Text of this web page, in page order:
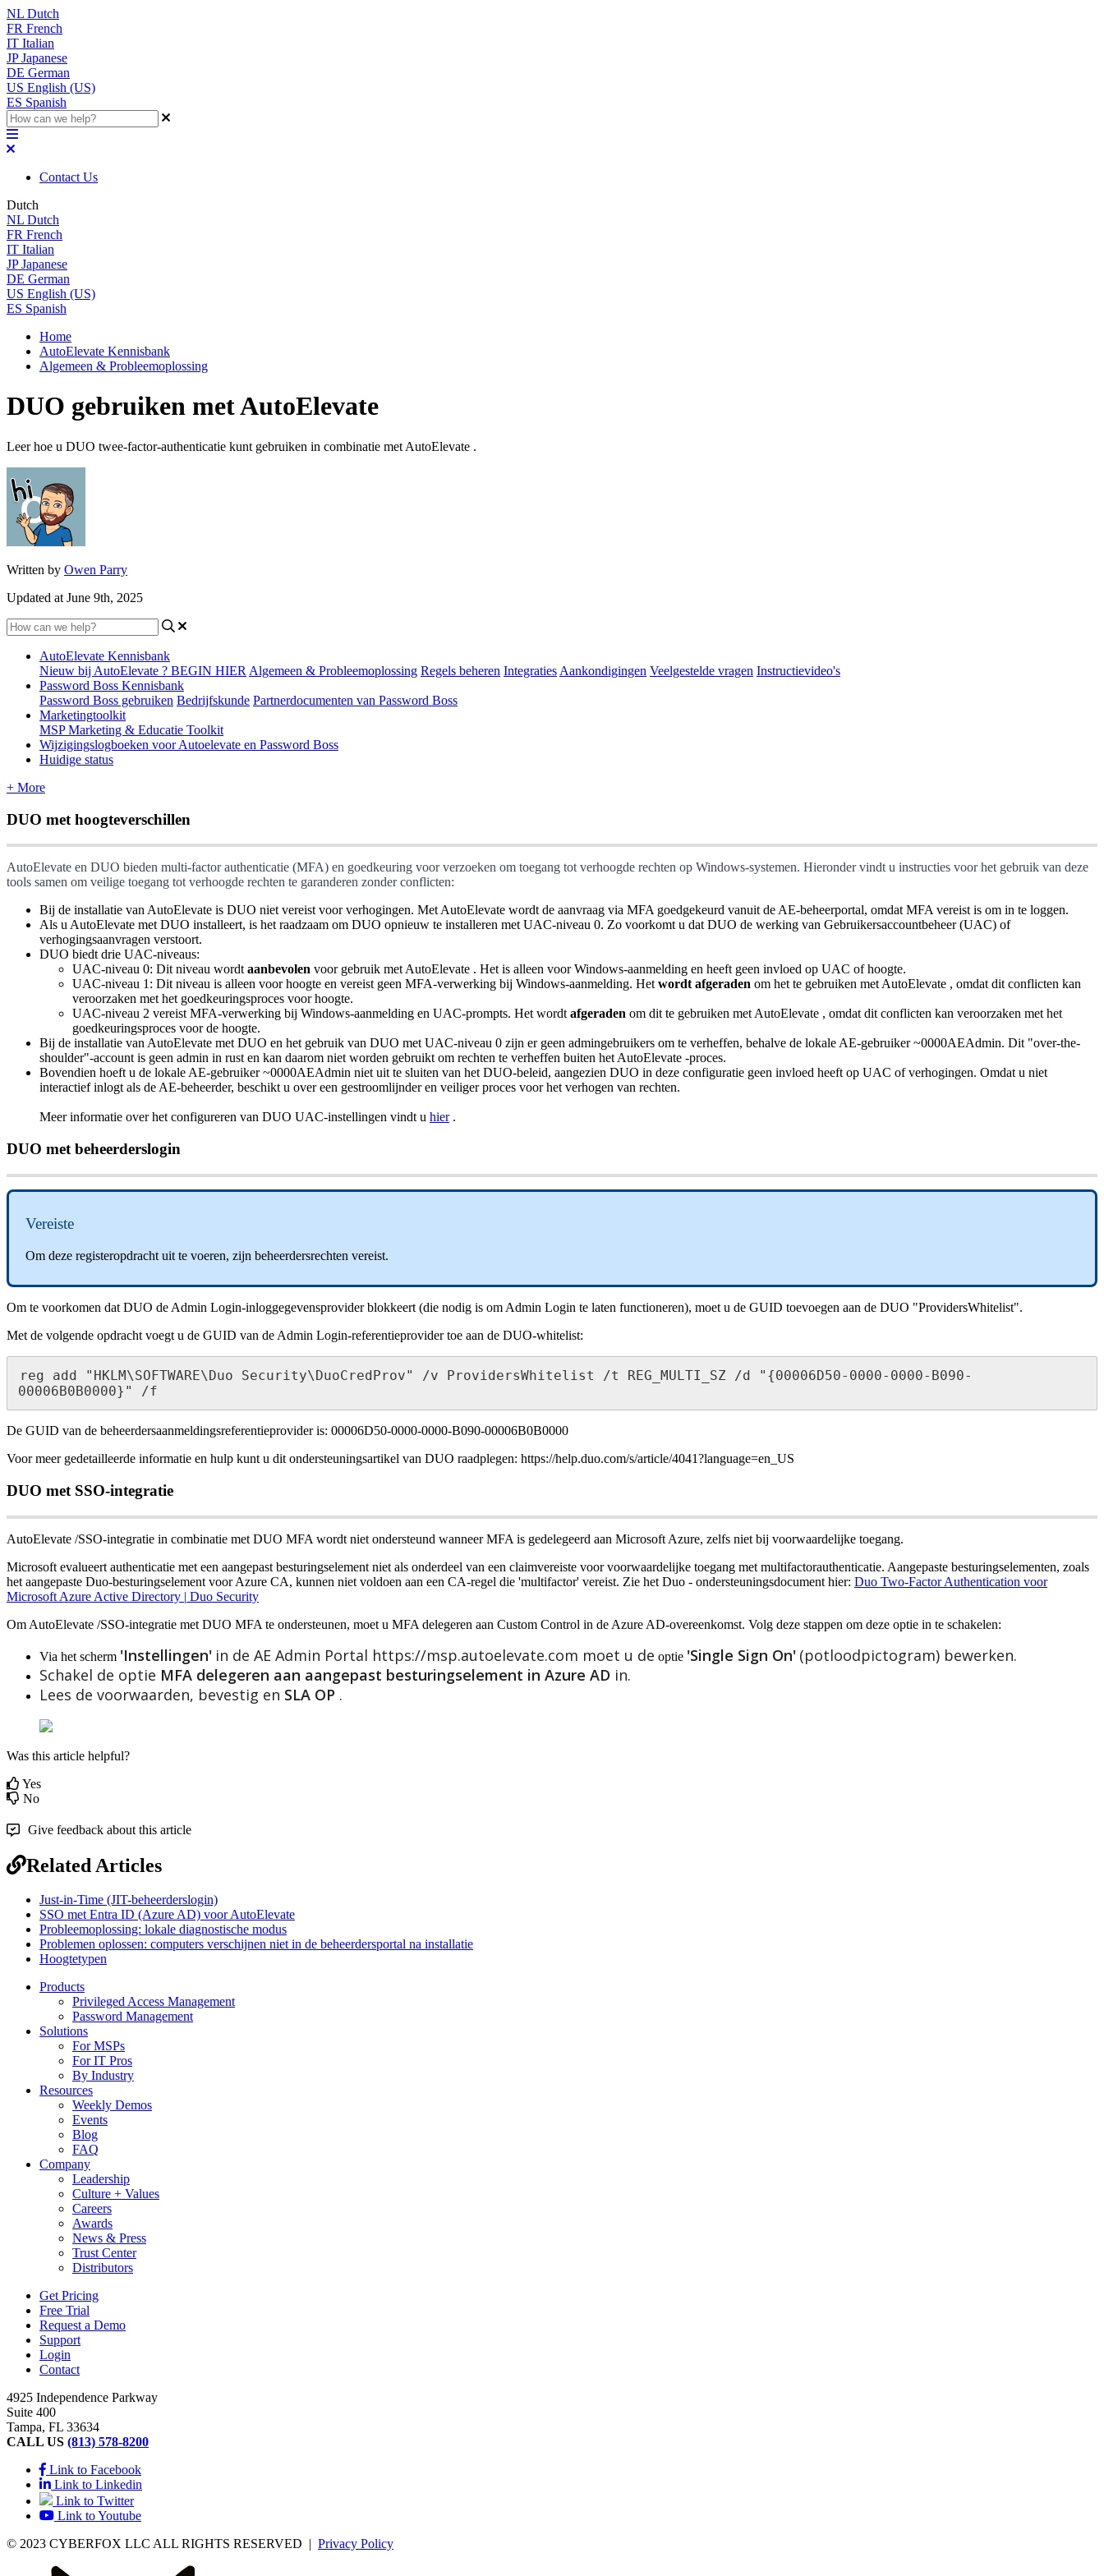
NL Dutch
FR French
IT Italian
JP Japanese
DE German
US English (US)
ES Spanish
Contact Us
Dutch
NL Dutch
FR French
IT Italian
JP Japanese
DE German
US English (US)
ES Spanish
Home
AutoElevate Kennisbank
Algemeen & Probleemoplossing
DUO gebruiken met AutoElevate
Leer hoe u DUO twee-factor-authenticatie kunt gebruiken in combinatie met AutoElevate .
Written by Owen Parry
Updated at June 9th, 2025
AutoElevate Kennisbank
Nieuw bij AutoElevate ? BEGIN HIER Algemeen & Probleemoplossing Regels beheren Integraties Aankondigingen Veelgestelde vragen Instructievideo's
Password Boss Kennisbank
Password Boss gebruiken Bedrijfskunde Partnerdocumenten van Password Boss
Marketingtoolkit
MSP Marketing & Educatie Toolkit
Wijzigingslogboeken voor Autoelevate en Password Boss
Huidige status
+ More
DUO met hoogteverschillen
AutoElevate en DUO bieden multi-factor authenticatie (MFA) en goedkeuring voor verzoeken om toegang tot verhoogde rechten op Windows-systemen. Hieronder vindt u instructies voor het gebruik van deze
tools samen om veilige toegang tot verhoogde rechten te garanderen zonder conflicten:
Bij de installatie van AutoElevate is DUO niet vereist voor verhogingen. Met AutoElevate wordt de aanvraag via MFA goedgekeurd vanuit de AE-beheerportal, omdat MFA vereist is om in te loggen.
Als u AutoElevate met DUO installeert, is het raadzaam om DUO opnieuw te installeren met UAC-niveau 0. Zo voorkomt u dat DUO de werking van Gebruikersaccountbeheer (UAC) of
verhogingsaanvragen verstoort.
DUO biedt drie UAC-niveaus:
UAC-niveau 0: Dit niveau wordt aanbevolen voor gebruik met AutoElevate . Het is alleen voor Windows-aanmelding en heeft geen invloed op UAC of hoogte.
UAC-niveau 1 : Dit niveau is alleen voor hoogte en vereist geen MFA-verwerking bij Windows-aanmelding. Het wordt afgeraden om het te gebruiken met AutoElevate , omdat dit conflicten kan
veroorzaken met het goedkeuringsproces voor hoogte.
UAC-niveau 2 vereist MFA-verwerking bij Windows-aanmelding en UAC-prompts. Het wordt afgeraden om dit te gebruiken met AutoElevate , omdat dit conflicten kan veroorzaken met het
goedkeuringsproces voor de hoogte.
Bij de installatie van AutoElevate met DUO en het gebruik van DUO met UAC-niveau 0 zijn er geen admingebruikers om te verheffen, behalve de lokale AE-gebruiker ~0000AEAdmin. Dit "over-the-
shoulder"-account is geen admin in rust en kan daarom niet worden gebruikt om rechten te verheffen buiten het AutoElevate -proces.
Bovendien hoeft u de lokale AE-gebruiker ~0000AEAdmin niet uit te sluiten van het DUO-beleid, aangezien DUO in deze configuratie geen invloed heeft op UAC of verhogingen. Omdat u niet
interactief inlogt als de AE-beheerder, beschikt u over een gestroomlijnder en veiliger proces voor het verhogen van rechten.
Meer informatie over het configureren van DUO UAC-instellingen vindt u hier .
DUO met beheerderslogin
Vereiste
Om deze registeropdracht uit te voeren, zijn beheerdersrechten vereist.
Om te voorkomen dat DUO de Admin Login-inloggegevensprovider blokkeert (die nodig is om Admin Login te laten functioneren), moet u de GUID toevoegen aan de DUO "ProvidersWhitelist".
Met de volgende opdracht voegt u de GUID van de Admin Login-referentieprovider toe aan de DUO-whitelist:
reg add " HKLM\SOFTWARE\ Duo Security\ DuoCredProv" /v ProvidersWhitelist /t REG_MULTI_SZ /d " {00006D50- 0000- 0000- B090-
00006B0B0000} " /f
De GUID van de beheerdersaanmeldingsreferentieprovider is: 00006D50-0000-0000-B090-00006B0B0000
Voor meer gedetailleerde informatie en hulp kunt u dit ondersteuningsartikel van DUO raadplegen: https://help.duo.com/s/article/4041?language=en_US
DUO met SSO-integratie
AutoElevate /SSO-integratie in combinatie met DUO MFA wordt niet ondersteund wanneer MFA is gedelegeerd aan Microsoft Azure, zelfs niet bij voorwaardelijke toegang.
Microsoft evalueert authenticatie met een aangepast besturingselement niet als onderdeel van een claimvereiste voor voorwaardelijke toegang met multifactorauthenticatie. Aangepaste besturingselementen, zoals
het aangepaste Duo-besturingselement voor Azure CA, kunnen niet voldoen aan een CA-regel die 'multifactor' vereist. Zie het Duo - ondersteuningsdocument hier: Duo Two-Factor Authentication voor
Microsoft Azure Active Directory | Duo Security
Om AutoElevate /SSO-integratie met DUO MFA te ondersteunen, moet u MFA delegeren aan Custom Control in de Azure AD-overeenkomst. Volg deze stappen om deze optie in te schakelen:
Via het scherm 'Instellingen' in de AE Admin Portal https://msp.autoelevate.com moet u de optie 'Single Sign On' (potloodpictogram) bewerken.
Schakel de optie MFA delegeren aan aangepast besturingselement in Azure AD in.
Lees de voorwaarden, bevestig en SLA OP .
Was this article helpful?
Yes
No
Give feedback about this article
Related Articles
Just-in-Time (JIT-beheerderslogin)
SSO met Entra ID (Azure AD) voor AutoElevate
Probleemoplossing: lokale diagnostische modus
Problemen oplossen: computers verschijnen niet in de beheerdersportal na installatie
Hoogtetypen
Products
Privileged Access Management
Password Management
Solutions
For MSPs
For IT Pros
By Industry
Resources
Weekly Demos
Events
Blog
FAQ
Company
Leadership
Culture + Values
Careers
Awards
News & Press
Trust Center
Distributors
Get Pricing
Free Trial
Request a Demo
Support
Login
Contact
4925 Independence Parkway
Suite 400
Tampa, FL 33634
CALL US (813) 578-8200
Link to Facebook
Link to Linkedin
Link to Twitter
Link to Youtube
© 2023 CYBERFOX LLC ALL RIGHTS RESERVED | Privacy Policy